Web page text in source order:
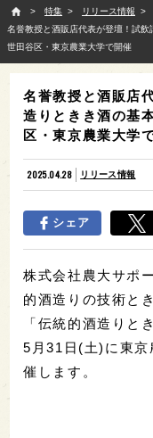
特集
リリース情報
名誉教授と酒販店代表が登壇！試
世田谷区・東京農業大学で開催
名誉教授と酒販店
造りときき酒の基
区・東京農業大学
2025.04.28 リリース情報
シェア
株式会社農大サポ
的酒造りの技術と
「伝統的酒造りと
5月31日(土)に東京
催します。